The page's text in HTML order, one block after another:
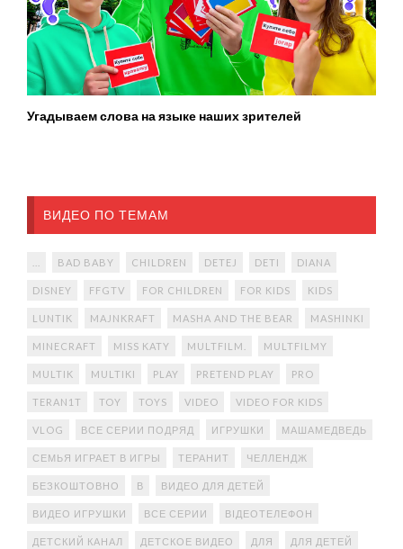
Угадываем слова на языке наших зрителей
ВИДЕО ПО ТЕМАМ
BAD BABY CHILDREN DETEJ DETI DIANA
DISNEY FFGTV FOR CHILDREN FOR KIDS KIDS
LUNTIK MAJNKRAFT MASHA AND THE BEAR MASHINKI
MINECRAFT MISS KATY MULTFILM. MULTFILMY
MULTIK MULTIKI PLAY PRETEND PLAY PRO
TERAN1T TOY TOYS VIDEO VIDEO FOR KIDS
VLOG ВСЕ СЕРИИ ПОДРЯД ИГРУШКИ МАШАМЕДВЕДЬ
СЕМЬЯ ИГРАЕТ В ИГРЫ ТЕРАНИТ ЧЕЛЛЕНДЖ
БЕЗКОШТОВНО В ВИДЕО ДЛЯ ДЕТЕЙ
ВИДЕО ИГРУШКИ ВСЕ СЕРИИ ВІДЕОТЕЛЕФОН
ДЕТСКИЙ КАНАЛ ДЕТСКОЕ ВИДЕО ДЛЯ ДЛЯ ДЕТЕЙ